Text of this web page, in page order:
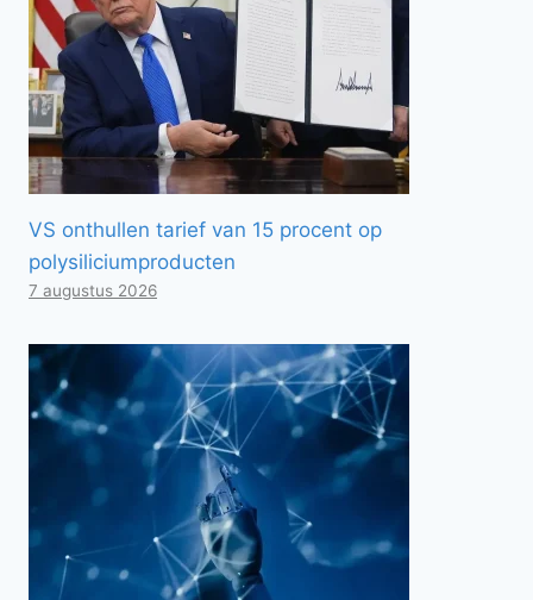
VS onthullen tarief van 15 procent op
polysiliciumproducten
7 augustus 2026